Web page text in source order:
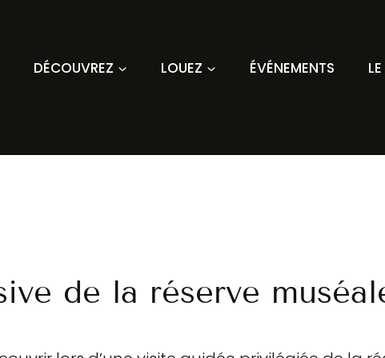
DÉCOUVREZ LOUEZ ÉVÉNEMENTS
de la réserve